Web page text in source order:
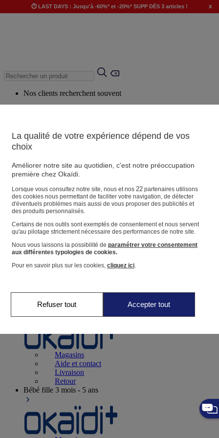
⏱️ LAST DAYS : Jusqu'à -60%* et -20%* SUPP DÈS 3 articles ! x
Nos clients recherchent souvent
Produits suggérés
Voir tous les produits
Magasin
Vos informations personnelles
Suivre une commande
Panier
Favoris
Naissance0-12 mois
Magasins
Aide et contact
Livraison
Retour
Bébé fille 3 mois - 5 ans
La qualité de votre expérience dépend de vos
choix
Améliorer notre site au quotidien, c'est notre préoccupation
première chez Okaïdi.
Lorsque vous consultez notre site, nous et nos 22partenaires utilisons
des cookies nous permettant de faciliter votre navigation, de détecter
d'éventuels problèmes mais aussi de vous proposer des publicités et
des produits personnalisés.
Certains de nos outils sont exemptés de consentement et nous servent
qu'au pilotage strictement nécessaire des performances de notre site.
Nous vous laissons la possibilité de paramétrer votre consentement
aux différentes typologies de cookies.
Pour en savoir plus sur les cookies, cliquez ici.
Refuser tout Accepter tout